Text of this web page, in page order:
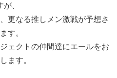
が、
更なる推しメン激戦が予想さ
す。
ェクトの仲間達にエールをお
ます。